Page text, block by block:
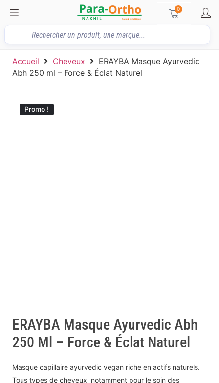
0
Accueil Cheveux
ERAYBA Masque Ayurvedic
Abh 250 ml – Force & Éclat Naturel
Promo !
ERAYBA Masque Ayurvedic Abh
250 Ml – Force & Éclat Naturel
Masque capillaire ayurvedic vegan riche en actifs naturels.
Tous types de cheveux, notamment pour le soin des